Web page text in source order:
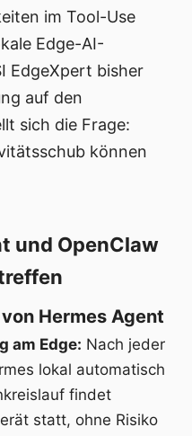
im Tool-Use
Edge-AI-
EdgeXpert bisher
auf den
sich die Frage:
können
und OpenClaw
Hermes Agent
am Edge: Nach jeder
lokal automatisch
findet
statt, ohne Risiko